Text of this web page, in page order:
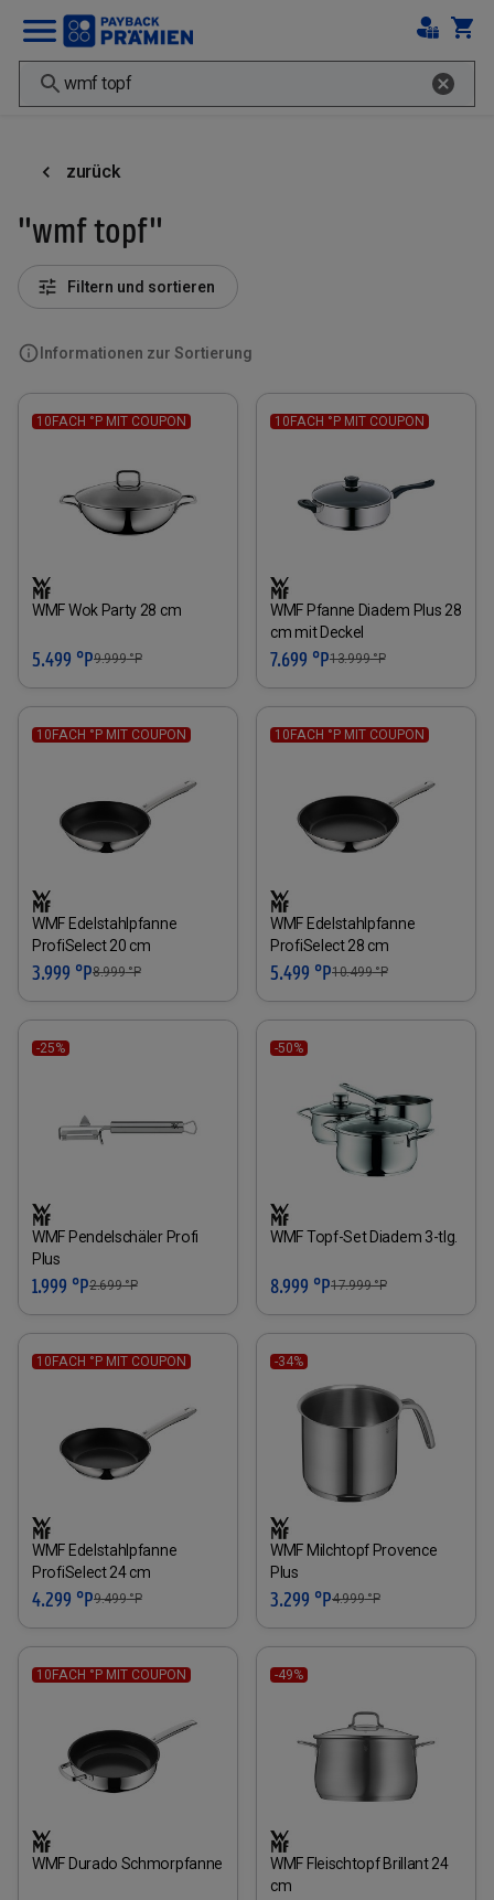
zurück
"wmf topf"
Informationen zur Sortierung
Filtern und sortieren
10FACH °P MIT COUPON
WMF Wok Party 28 cm
5.499 °P9.999°P
10FACH °P MIT COUPON
WMF Pfanne Diadem Plus 28
cm mit Deckel
7.699 °P13.999°P
10FACH °P MIT COUPON
WMF Edelstahlpfanne
ProfiSelect 20 cm
3.999 °P8.999°P
10FACH °P MIT COUPON
WMF Edelstahlpfanne
ProfiSelect 28 cm
5.499 °P10.499°P
-25%
WMF Pendelschäler Profi
Plus
1.999 °P2.699°P
-50%
WMF Topf-Set Diadem 3-tlg.
8.999 °P17.999°P
10FACH °P MIT COUPON
WMF Edelstahlpfanne
ProfiSelect 24 cm
4.299 °P9.499°P
-34%
WMF Milchtopf Provence
Plus
3.299 °P4.999°P
10FACH °P MIT COUPON
WMF Durado Schmorpfanne
-49%
WMF Fleischtopf Brillant 24
cm